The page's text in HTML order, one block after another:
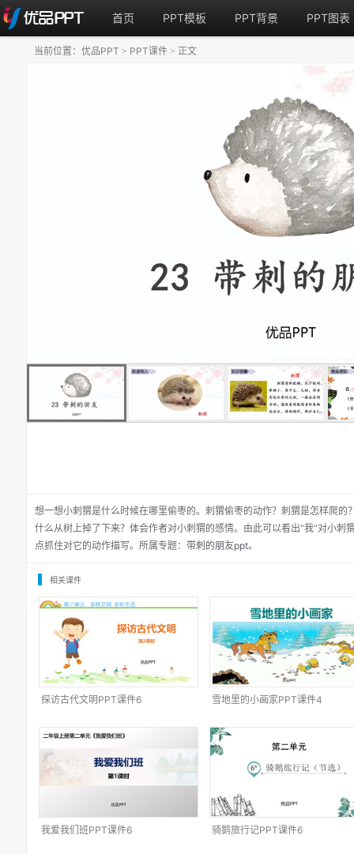
首页 PPT模板 PPT背景 PPT图表
想一想小刺猬是什么时候在哪里偷枣的。刺猬偷枣的动作？刺猬是怎样爬
什么从树上掉了下来？体会作者对小刺猬的感情。由此可以看出“我”对小刺
点抓住对它的动作描写。所属专题： 带刺的朋友ppt。
当前位置： 优品PPT > PPT课件 > 正文
相关课件
探访古代文明PPT课件6 雪地里的小画家PPT课件4
我爱我们班PPT课件6 骑鹅旅行记PPT课件6